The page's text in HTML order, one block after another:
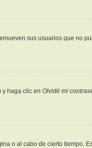
sus usuarios que no
y haga clic en Olvidé mi
o al cabo de cierto tiempo.